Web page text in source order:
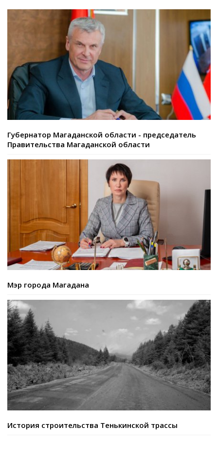
Губернатор Магаданской области - председатель
Правительства Магаданской области
Мэр города Магадана
История строительства Тенькинской трассы